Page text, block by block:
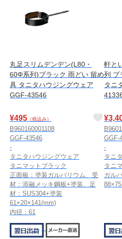
丸足スリムデンデン(L80・
60Φ系列)ブラック 雨どい 留め
具 タニタハウジングウェア
GGF-43546
¥495 （税込み）
B960160001108
GGF-43546
-
タニタハウジングウェア
タニマットブラック
正面板：塗装ガルバリウム、受
材：溶融メッキ鋼板+塗装、足
材：SUS304+塗装
61×20×141(mm)
内径：61
軒と
列 ブ
タニ
¥
GGF-
-
タニ
タニ
ガル